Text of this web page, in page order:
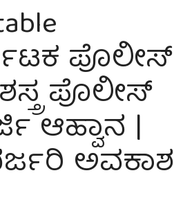
ಪೊಲೀಸ್
ಪೊಲೀಸ್
ಆಹ್ವಾನ |
ಅವಕಾಶ